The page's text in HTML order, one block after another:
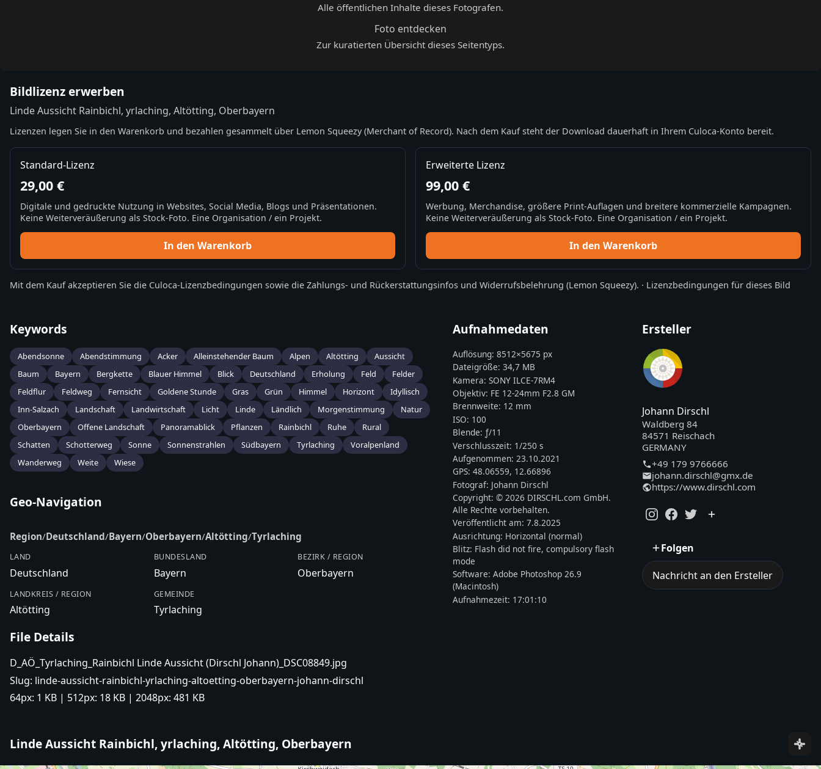
Alle öffentlichen Inhalte dieses Fotografen.
Foto entdecken
Zur kuratierten Übersicht dieses Seitentyps.
Bildlizenz erwerben
Linde Aussicht Rainbichl, yrlaching, Altötting, Oberbayern
Lizenzen legen Sie in den Warenkorb und bezahlen gesammelt über Lemon Squeezy (Merchant of Record). Nach dem Kauf steht der Download dauerhaft in Ihrem Culoca-Konto bereit.
Standard-Lizenz
29,00 €
Digitale und gedruckte Nutzung in Websites, Social Media, Blogs und Präsentationen.
Keine Weiterveräußerung als Stock-Foto. Eine Organisation / ein Projekt.
In den Warenkorb
Erweiterte Lizenz
99,00 €
Werbung, Merchandise, größere Print-Auflagen und breitere kommerzielle Kampagnen.
Keine Weiterveräußerung als Stock-Foto. Eine Organisation / ein Projekt.
In den Warenkorb
Mit dem Kauf akzeptieren Sie die Culoca-Lizenzbedingungen sowie die Zahlungs- und Rückerstattungsinfos und Widerrufsbelehrung (Lemon Squeezy). · Lizenzbedingungen für dieses Bild
Keywords
Abendsonne Abendstimmung Acker Alleinstehender Baum Alpen Altötting
Aussicht
Baum
Bayern Bergkette Blauer Himmel Blick Deutschland Erholung Feld
Felder
Feldflur
Feldweg Fernsicht Goldene Stunde Gras Grün Himmel Horizont
Idyllisch
Inn-Salzach
Landschaft Landwirtschaft Licht Linde Ländlich Morgenstimmung
Natur
Oberbayern
Offene Landschaft Panoramablick Pflanzen Rainbichl Ruhe
Rural
Schatten
Schotterweg Sonne Sonnenstrahlen Südbayern Tyrlaching
Voralpenland
Wanderweg
Weite Wiese
Geo-Navigation
Region/Deutschland/Bayern/Oberbayern/Altötting/Tyrlaching
LAND
Deutschland
BUNDESLAND
Bayern
BEZIRK / REGION
Oberbayern
LANDKREIS / REGION
Altötting
GEMEINDE
Tyrlaching
File Details
D_AÖ_Tyrlaching_Rainbichl Linde Aussicht (Dirschl Johann)_DSC08849.jpg
Slug: linde-aussicht-rainbichl-yrlaching-altoetting-oberbayern-johann-dirschl
64px: 1 KB | 512px: 18 KB | 2048px: 481 KB
Aufnahmedaten
Auflösung:8512×5675 px
Dateigröße:34,7 MB
Kamera:SONY ILCE-7RM4
Objektiv: FE 12-24mm F2.8 GM
Brennweite: 12 mm
ISO: 100
Blende: ƒ/11
Verschlusszeit: 1/250 s
Aufgenommen:23.10.2021
GPS:48.06559, 12.66896
Fotograf: Johann Dirschl
Copyright:© 2026 DIRSCHL.com GmbH.
Alle Rechte vorbehalten.
Veröffentlicht am:7.8.2025
Ausrichtung: Horizontal (normal)
Blitz: Flash did not fire, compulsory flash
mode
Software:Adobe Photoshop 26.9
(Macintosh)
Aufnahmezeit: 17:01:10
Ersteller
Johann Dirschl
Waldberg 84
84571 Reischach
GERMANY
+49 179 9766666
johann.dirschl@gmx.de
https://www.dirschl.com
Folgen
Nachricht an den Ersteller
Linde Aussicht Rainbichl, yrlaching, Altötting, Oberbayern